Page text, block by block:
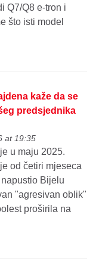
Q7/Q8 e-tron i
što isti model
kaže da se
predsjednika
at 19:35
u maju 2025.
od četiri mjeseca
Bijelu
"agresivan oblik"
proširila na